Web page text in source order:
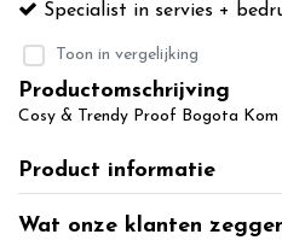
Specialist in servies +
Toon in vergelijking
Productomschrijving
Cosy & Trendy Proof Bogota
Product informatie
Wat onze klanten